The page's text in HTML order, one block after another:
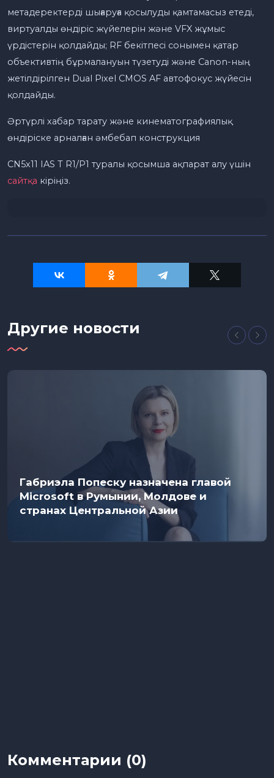
метадеректерді шығаруға қосылуды қамтамасыз етеді,
виртуалды өндіріс жүйелерін және VFX жұмыс
үрдістерін қолдайды; RF бекітпесі сонымен қатар
объективтің бұрмалануын түзетуді және Canon-ның
жетілдірілген Dual Pixel CMOS AF автофокус жүйесін
қолдайды.
Әртүрлі хабар тарату және кинематографиялық
өндіріске арналған әмбебап конструкция
CN5x11 IAS T R1/P1 туралы қосымша ақпарат алу үшін
сайтқа кіріңіз.
Другие новости
Габриэла Попеску назначена главой
Microsoft в Румынии, Молдове и
странах Центральной Азии
Комментарии (0)